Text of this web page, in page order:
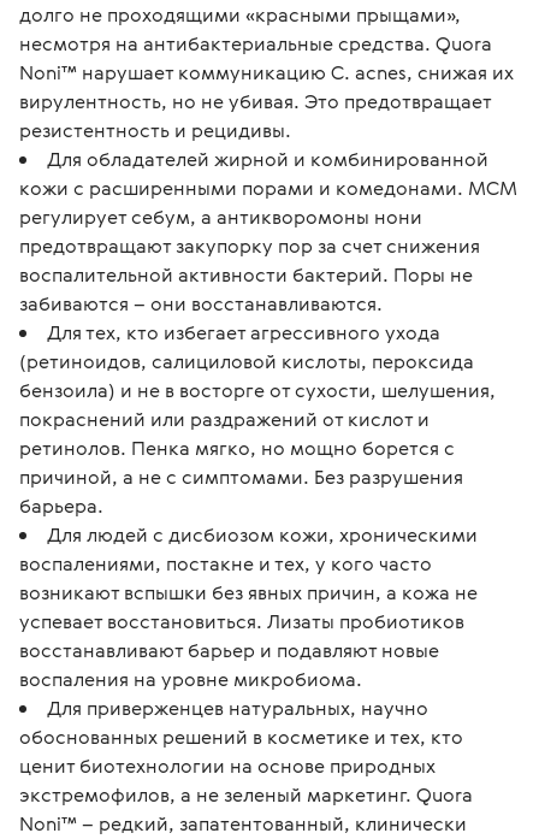
долго не проходящими «красными прыщами»,
несмотря на антибактериальные средства. Quora
Noni™ нарушает коммуникацию C. acnes, снижая их
вирулентность, но не убивая. Это предотвращает
резистентность и рецидивы.
Для обладателей жирной и комбинированной
кожи с расширенными порами и комедонами. МСМ
регулирует себум, а антикворомоны нони
предотвращают закупорку пор за счет снижения
воспалительной активности бактерий. Поры не
забиваются – они восстанавливаются.
Для тех, кто избегает агрессивного ухода
(ретиноидов, салициловой кислоты, пероксида
бензоила) и не в восторге от сухости, шелушения,
покраснений или раздражений от кислот и
ретинолов. Пенка мягко, но мощно борется с
причиной, а не с симптомами. Без разрушения
барьера.
Для людей с дисбиозом кожи, хроническими
воспалениями, постакне и тех, у кого часто
возникают вспышки без явных причин, а кожа не
успевает восстановиться. Лизаты пробиотиков
восстанавливают барьер и подавляют новые
воспаления на уровне микробиома.
Для приверженцев натуральных, научно
обоснованных решений в косметике и тех, кто
ценит биотехнологии на основе природных
экстремофилов, а не зеленый маркетинг. Quora
Noni™ – редкий, запатентованный, клинически